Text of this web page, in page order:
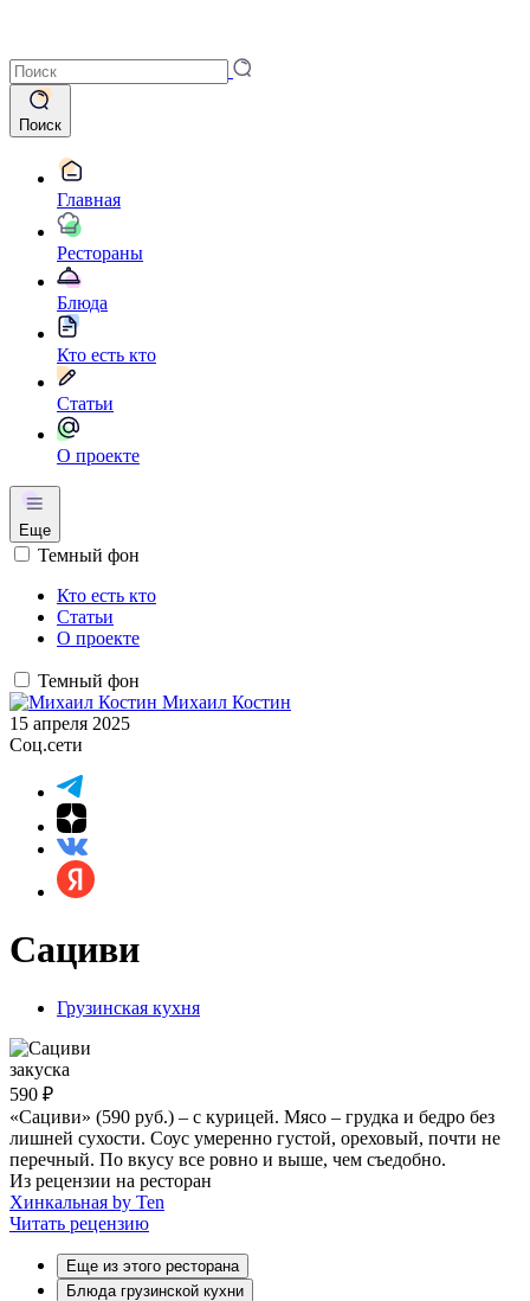
Поиск
Главная
Рестораны
Блюда
Кто есть кто
Статьи
О проекте
Еще
Темный фон
Кто есть кто
Статьи
О проекте
Темный фон
Михаил Костин
15 апреля 2025
Соц.сети
Сациви
Грузинская кухня
закуска
590 ₽
«Сациви» (590 руб.) – с курицей. Мясо – грудка и бедро без
лишней сухости. Соус умеренно густой, ореховый, почти не
перечный. По вкусу все ровно и выше, чем съедобно.
Из рецензии на ресторан
Хинкальная by Ten
Читать рецензию
Еще из этого ресторана
Блюда грузинской кухни